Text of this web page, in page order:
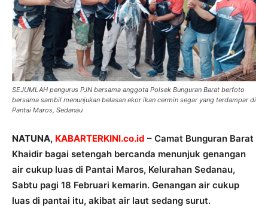
SEJUMLAH pengurus PJN bersama anggota Polsek Bunguran Barat berfoto
bersama sambil menunjukan belasan ekor ikan cermin segar yang terdampar di
Pantai Maros, Sedanau
NATUNA, KABARTERKINI.co.id – Camat Bunguran Barat
Khaidir bagai setengah bercanda menunjuk genangan
air cukup luas di Pantai Maros, Kelurahan Sedanau,
Sabtu pagi 18 Februari kemarin. Genangan air cukup
luas di pantai itu, akibat air laut sedang surut.